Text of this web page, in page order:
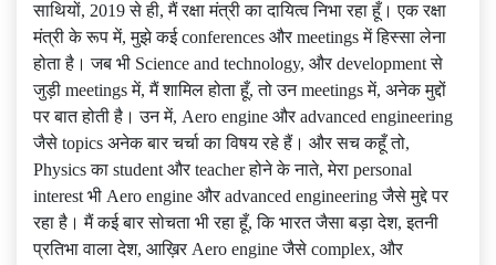
साथियों, 2019 से ही, मैं रक्षा मंत्री का दायित्व निभा रहा हूँ। एक रक्षा
मंत्री के रूप में, मुझे कई conferences और meetings में हिस्सा लेना
होता है। जब भी Science and technology, और development से
जुड़ी meetings में, मैं शामिल होता हूँ, तो उन meetings में, अनेक मुद्दों
पर बात होती है। उन में, Aero engine और advanced engineering
जैसे topics अनेक बार चर्चा का विषय रहे हैं। और सच कहूँ तो,
Physics का student और teacher होने के नाते, मेरा personal
interest भी Aero engine और advanced engineering जैसे मुद्दे पर
रहा है। मैं कई बार सोचता भी रहा हूँ, कि भारत जैसा बड़ा देश, इतनी
प्रतिभा वाला देश, आख़िर Aero engine जैसे complex, और